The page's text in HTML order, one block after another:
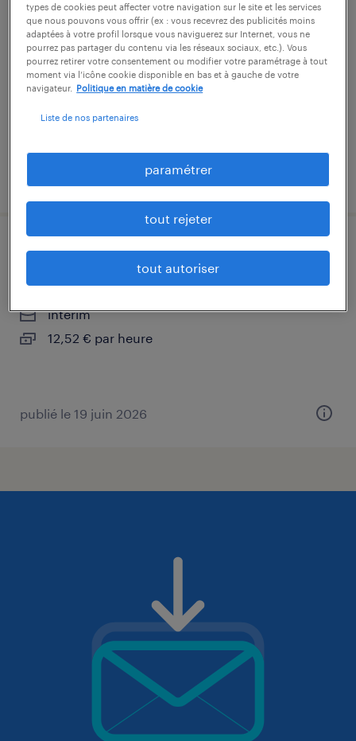
animateur réseau partenaires (f/h)
livron-sur-drôme, drôme
cdi
publié le 30 mars 2026
mécanicien auto (f/h)
livron-sur-drôme, drôme
intérim
12,52 € par heure
publié le 19 juin 2026
types de cookies peut affecter votre navigation sur le site et les services
que nous pouvons vous offrir (ex : vous recevrez des publicités moins
adaptées à votre profil lorsque vous naviguerez sur Internet, vous ne
pourrez pas partager du contenu via les réseaux sociaux, etc.). Vous
pourrez retirer votre consentement ou modifier votre paramétrage à tout
moment via l’icône cookie disponible en bas et à gauche de votre
navigateur.
Politique en matière de cookie
Liste de nos partenaires
paramétrer
tout rejeter
tout autoriser